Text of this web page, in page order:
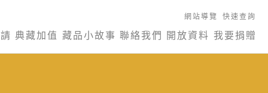
網站導覽 快速查詢
典藏加值 藏品小故事 聯絡我們 開放資料 我要捐贈